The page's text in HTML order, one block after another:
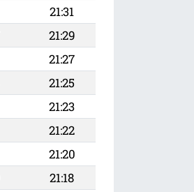
21:31
21:29
21:27
21:25
21:23
21:22
21:20
21:18